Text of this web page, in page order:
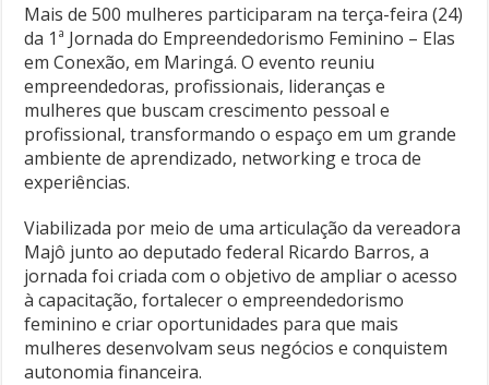
Mais de 500 mulheres participaram na terça-feira (24)
da 1ª Jornada do Empreendedorismo Feminino – Elas
em Conexão, em Maringá. O evento reuniu
empreendedoras, profissionais, lideranças e
mulheres que buscam crescimento pessoal e
profissional, transformando o espaço em um grande
ambiente de aprendizado, networking e troca de
experiências.
Viabilizada por meio de uma articulação da vereadora
Majô junto ao deputado federal Ricardo Barros, a
jornada foi criada com o objetivo de ampliar o acesso
à capacitação, fortalecer o empreendedorismo
feminino e criar oportunidades para que mais
mulheres desenvolvam seus negócios e conquistem
autonomia financeira.